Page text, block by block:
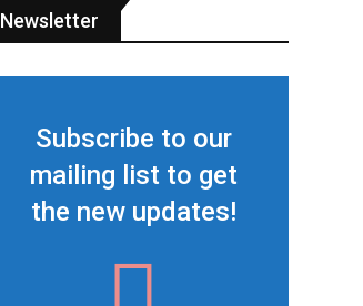
Newsletter
Subscribe to our
mailing list to get
the new updates!